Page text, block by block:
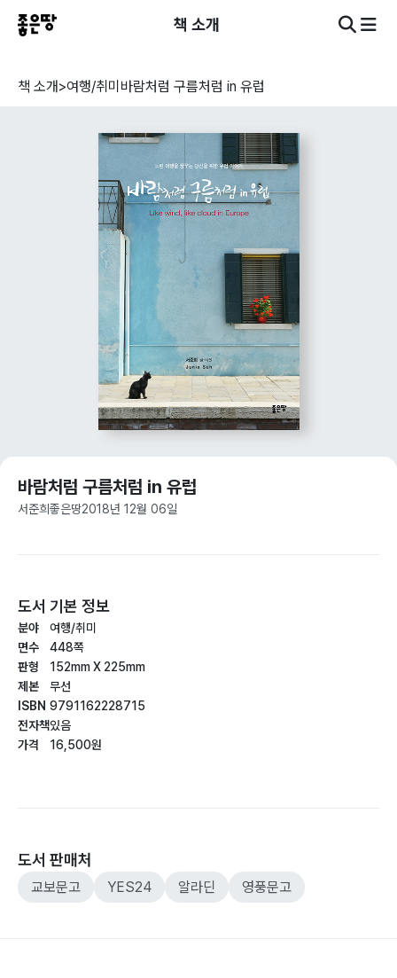
책 소개
책 소개>여행/취미 바람처럼 구름처럼 in 유럽
바람처럼 구름처럼 in 유럽
서준희좋은땅2018년 12월 06일
도서 기본 정보
분야
면수
판형
제본
ISBN
전자책
가격
여행/취미
448쪽
152mm X 225mm
무선
9791162228715
있음
16,500원
도서 판매처
교보문고 YES24 알라딘 영풍문고